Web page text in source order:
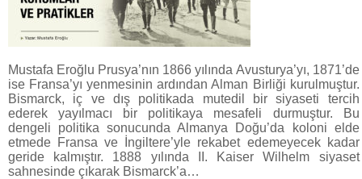
Mustafa Eroğlu Prusya’nın 1866 yılında Avusturya’yı, 1871’de
ise Fransa’yı yenmesinin ardından Alman Birliği kurulmuştur.
Bismarck, iç ve dış politikada mutedil bir siyaseti tercih
ederek yayılmacı bir politikaya mesafeli durmuştur. Bu
dengeli politika sonucunda Almanya Doğu’da koloni elde
etmede Fransa ve İngiltere’yle rekabet edemeyecek kadar
geride kalmıştır. 1888 yılında II. Kaiser Wilhelm siyaset
sahnesinde çıkarak Bismarck’a…